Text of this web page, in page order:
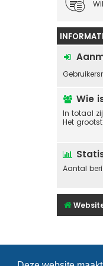
Wie
In totaal
Het
Aantal